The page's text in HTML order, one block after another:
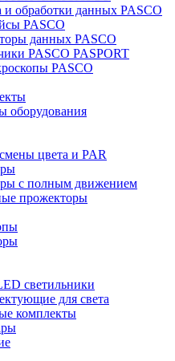
обработки данных PASCO
PASCO
данных PASCO
PASCO PASPORT
PASCO
оборудования
цвета и PAR
с полным движением
прожекторы
светильники
для света
комплекты